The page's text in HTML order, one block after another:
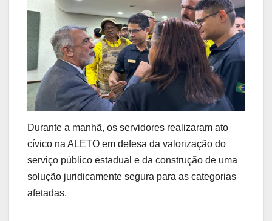
Durante a manhã, os servidores realizaram ato
cívico na ALETO em defesa da valorização do
serviço público estadual e da construção de uma
solução juridicamente segura para as categorias
afetadas.